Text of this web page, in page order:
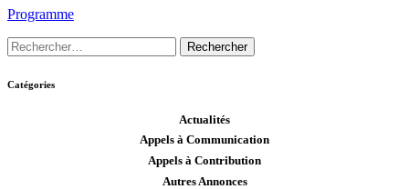
Programme
Catégories
Actualités
Appels à Communication
Appels à Contribution
Autres Annonces